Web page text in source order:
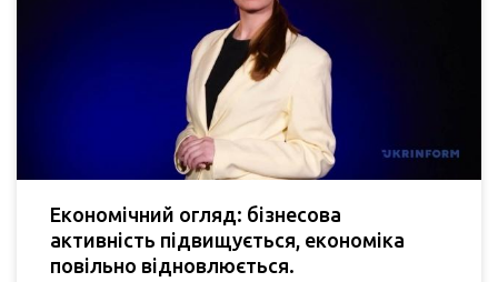
Економічний огляд: бізнесова
активність підвищується, економіка
повільно відновлюється.